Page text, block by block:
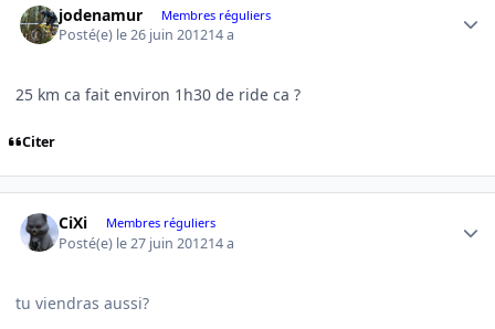
jodenamur Membres réguliers
Posté(e) le 26 juin 201214 a
25 km ca fait environ 1h30 de ride ca ?
Citer
CiXi Membres réguliers
Posté(e) le 27 juin 201214 a
tu viendras aussi?